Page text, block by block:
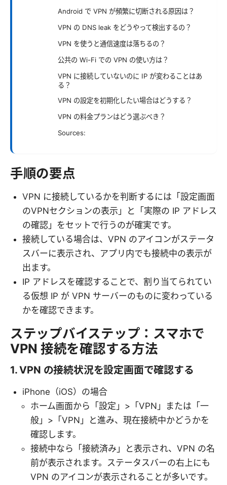
Android で VPN が頻繁に切断される原因は？
VPN の DNS leak をどうやって検出するの？
VPN を使うと通信速度は落ちるの？
公共の Wi-Fi での VPN の使い方は？
VPN に接続していないのに IP が変わることはあ
る？
VPN の設定を初期化したい場合はどうする？
VPN の料金プランはどう選ぶべき？
Sources:
手順の要点
VPN に接続しているかを判断するには「設定画面
のVPNセクションの表示」と「実際の IP アドレス
の確認」をセットで行うのが確実です。
接続している場合は、VPN のアイコンがステータ
スバーに表示され、アプリ内でも接続中の表示が
出ます。
IP アドレスを確認することで、割り当てられてい
る仮想 IP が VPN サーバーのものに変わっている
かを確認できます。
ステップバイステップ：スマホで
VPN 接続を確認する方法
1. VPN の接続状況を設定画面で確認する
iPhone（iOS）の場合
ホーム画面から「設定」>「VPN」または「一
般」>「VPN」と進み、現在接続中かどうかを
確認します。
接続中なら「接続済み」と表示され、VPN の名
前が表示されます。ステータスバーの右上にも
VPN のアイコンが表示されることが多いです。